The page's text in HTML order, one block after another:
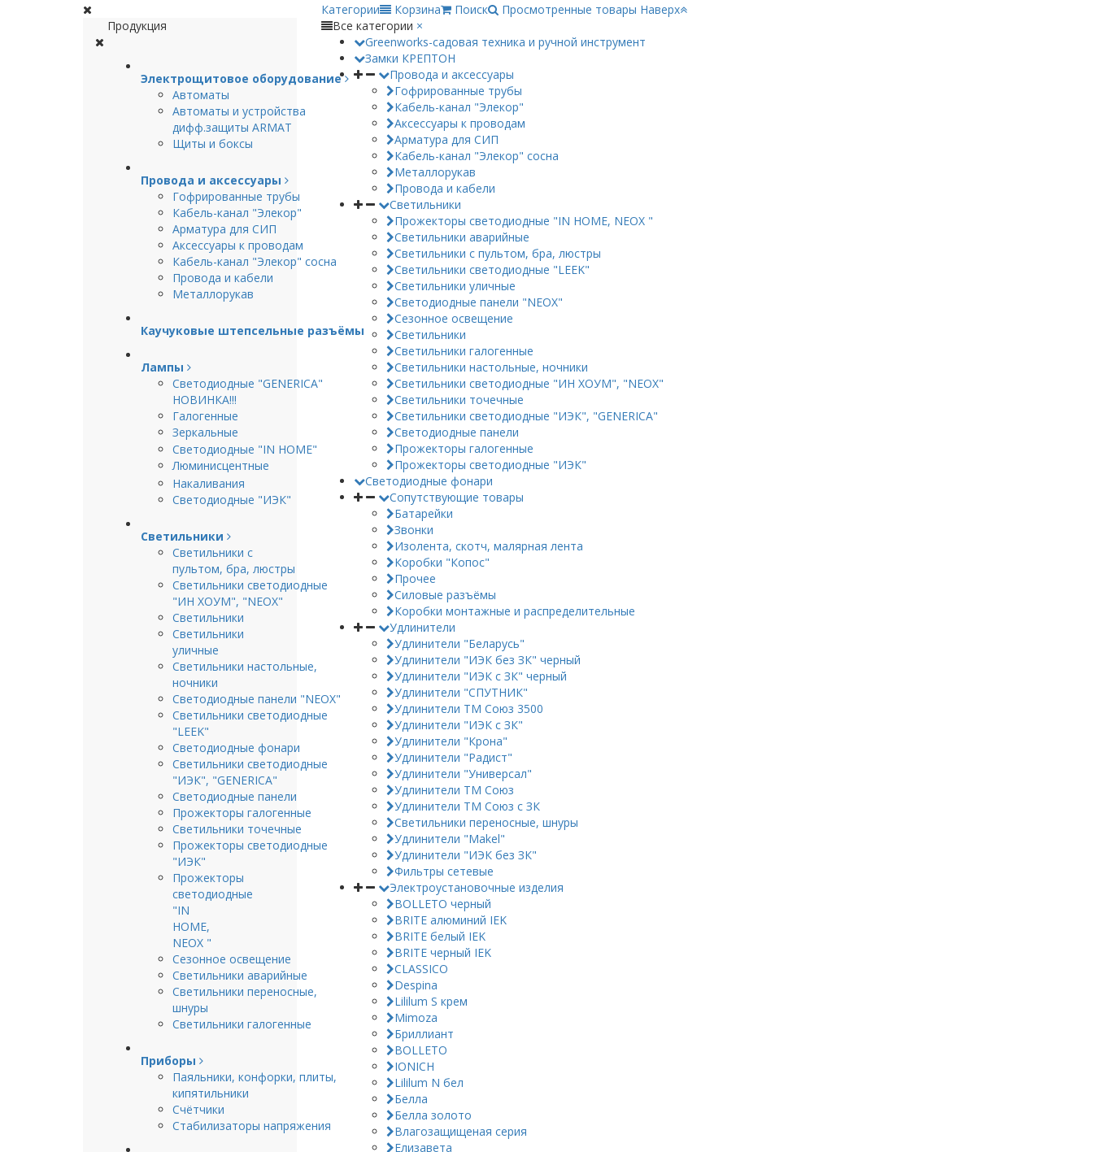
Продукция
Электрощитовое оборудование
Автоматы
Автоматы и устройства
дифф.защиты ARMAT
Щиты и боксы
Провода и аксессуары
Гофрированные трубы
Кабель-канал "Элекор"
Арматура для СИП
Аксессуары к проводам
Кабель-канал "Элекор" сосна
Провода и кабели
Металлорукав
Каучуковые штепсельные разъёмы
Лампы
Светодиодные "GENERICA"
НОВИНКА!!!
Галогенные
Зеркальные
Светодиодные "IN HOME"
Люминисцентные
Накаливания
Светодиодные "ИЭК"
Светильники
Светильники с
пультом, бра, люстры
Светильники светодиодные
"ИН ХОУМ", "NEOX"
Светильники
Светильники
уличные
Светильники настольные,
ночники
Светодиодные панели "NEOX"
Светильники светодиодные
"LEEK"
Светодиодные фонари
Светильники светодиодные
"ИЭК", "GENERICA"
Светодиодные панели
Прожекторы галогенные
Светильники точечные
Прожекторы светодиодные
"ИЭК"
Прожекторы
светодиодные
"IN
HOME,
NEOX "
Сезонное освещение
Светильники аварийные
Светильники переносные,
шнуры
Светильники галогенные
Приборы
Паяльники, конфорки, плиты,
кипятильники
Счётчики
Стабилизаторы напряжения
Категории Корзина Поиск Просмотренные товары Наверх
Все категории ×
Greenworks-садовая техника и ручной инструмент
Замки КРЕПТОН
Провода и аксессуары
Гофрированные трубы
Кабель-канал "Элекор"
Аксессуары к проводам
Арматура для СИП
Кабель-канал "Элекор" сосна
Металлорукав
Провода и кабели
Светильники
Прожекторы светодиодные "IN HOME, NEOX "
Светильники аварийные
Светильники с пультом, бра, люстры
Светильники светодиодные "LEEK"
Светильники уличные
Светодиодные панели "NEOX"
Сезонное освещение
Светильники
Светильники галогенные
Светильники настольные, ночники
Светильники светодиодные "ИН ХОУМ", "NEOX"
Светильники точечные
Светильники светодиодные "ИЭК", "GENERICA"
Светодиодные панели
Прожекторы галогенные
Прожекторы светодиодные "ИЭК"
Светодиодные фонари
Сопутствующие товары
Батарейки
Звонки
Изолента, скотч, малярная лента
Коробки "Копос"
Прочее
Силовые разъёмы
Коробки монтажные и распределительные
Удлинители
Удлинители "Беларусь"
Удлинители "ИЭК без ЗК" черный
Удлинители "ИЭК с ЗК" черный
Удлинители "СПУТНИК"
Удлинители ТМ Союз 3500
Удлинители "ИЭК с ЗК"
Удлинители "Крона"
Удлинители "Радист"
Удлинители "Универсал"
Удлинители ТМ Союз
Удлинители ТМ Союз с ЗК
Светильники переносные, шнуры
Удлинители "Makel"
Удлинители "ИЭК без ЗК"
Фильтры сетевые
Электроустановочные изделия
BOLLETO черный
BRITE алюминий IEK
BRITE белый IEK
BRITE черный IEK
CLASSICO
Despina
Lililum S крем
Mimoza
Бриллиант
BOLLETO
IONICH
Lililum N бел
Белла
Белла золото
Влагозащищеная серия
Елизавета